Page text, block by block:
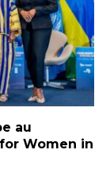
au
Women in